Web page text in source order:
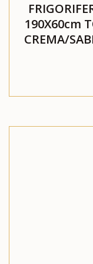
190X60cm
CREMA/